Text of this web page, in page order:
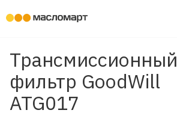
Трансмиссионный
фильтр GoodWill
ATG017